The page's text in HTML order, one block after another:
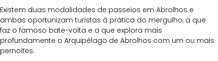
Existem duas modalidades de passeios em Abrolhos e
ambas oportunizam turistas à prática do mergulho, a que
faz o famoso bate-volta e a que explora mais
profundamente o Arquipélago de Abrolhos com um ou mais
pernoites.